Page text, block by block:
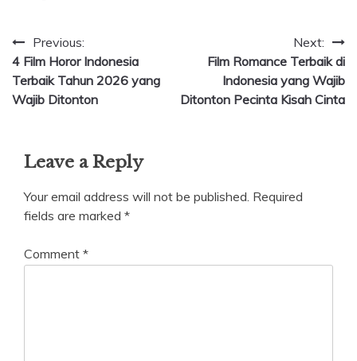
Post
navigation
Previous:
4 Film Horor Indonesia
Terbaik Tahun 2026 yang
Wajib Ditonton
Next:
Film Romance Terbaik di
Indonesia yang Wajib
Ditonton Pecinta Kisah Cinta
Leave a Reply
Your email address will not be published. Required
fields are marked *
Comment *